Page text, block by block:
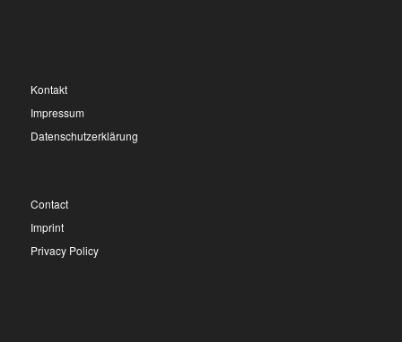
Kontakt
Impressum
Datenschutzerklärung
Contact
Imprint
Privacy Policy